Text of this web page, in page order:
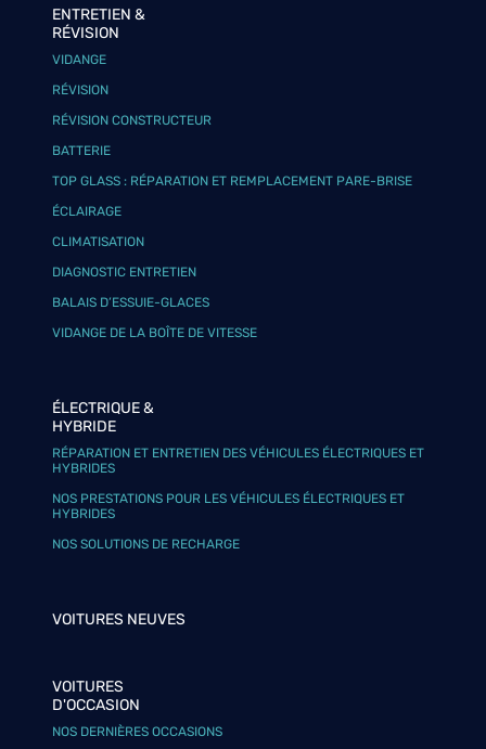
ENTRETIEN &
RÉVISION
VIDANGE
RÉVISION
RÉVISION CONSTRUCTEUR
BATTERIE
TOP GLASS : RÉPARATION ET REMPLACEMENT PARE-BRISE
ÉCLAIRAGE
CLIMATISATION
DIAGNOSTIC ENTRETIEN
BALAIS D’ESSUIE-GLACES
VIDANGE DE LA BOÎTE DE VITESSE
ÉLECTRIQUE &
HYBRIDE
RÉPARATION ET ENTRETIEN DES VÉHICULES ÉLECTRIQUES ET
HYBRIDES
NOS PRESTATIONS POUR LES VÉHICULES ÉLECTRIQUES ET
HYBRIDES
NOS SOLUTIONS DE RECHARGE
VOITURES NEUVES
VOITURES
D'OCCASION
NOS DERNIÈRES OCCASIONS